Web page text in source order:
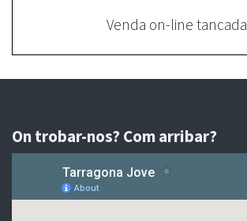
Venda on-line tancada
On trobar-nos? Com arribar?